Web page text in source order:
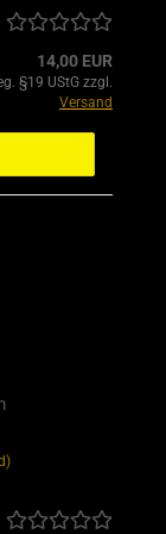
14,00 EUR
§19 UStG zzgl.
Versand